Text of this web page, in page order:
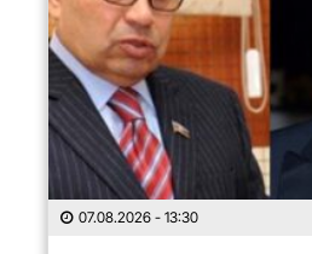
07.08.2026 - 13:30